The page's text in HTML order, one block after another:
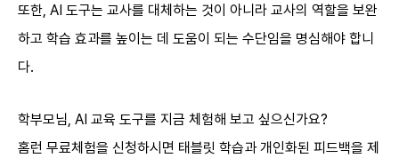
또한, AI 도구는 교사를 대체하는 것이 아니라 교사의 역할을 보완
하고 학습 효과를 높이는 데 도움이 되는 수단임을 명심해야 합니
다.
학부모님, AI 교육 도구를 지금 체험해 보고 싶으신가요?
홈런 무료체험을 신청하시면 태블릿 학습과 개인화된 피드백을 제